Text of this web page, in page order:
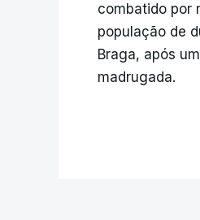
combatido por
população de
Braga, após
madrugada.